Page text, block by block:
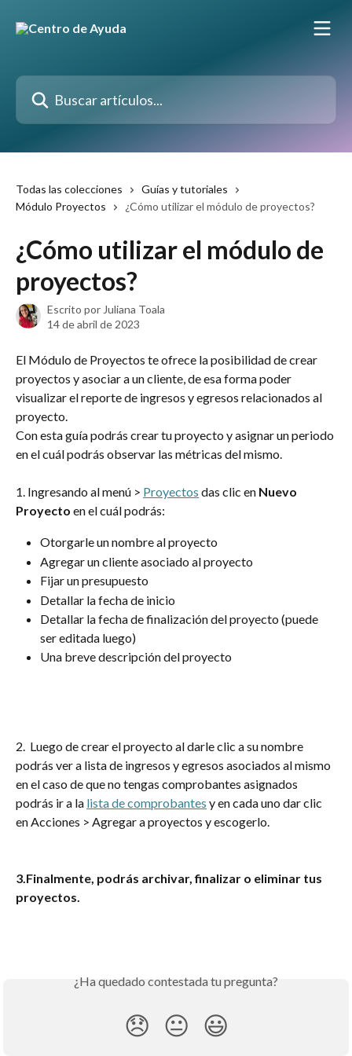
Buscar artículos...
Todas las colecciones
Guías y tutoriales
Módulo Proyectos
¿Cómo utilizar el módulo de proyectos?
¿Cómo utilizar el módulo de
proyectos?
Escrito por Juliana Toala
14 de abril de 2023
El Módulo de Proyectos te ofrece la posibilidad de crear
proyectos y asociar a un cliente, de esa forma poder
visualizar el reporte de ingresos y egresos relacionados al
proyecto.
Con esta guía podrás crear tu proyecto y asignar un periodo
en el cuál podrás observar las métricas del mismo.
1. Ingresando al menú > Proyectos das clic en Nuevo
Proyecto en el cuál podrás:
Otorgarle un nombre al proyecto
Agregar un cliente asociado al proyecto
Fijar un presupuesto
Detallar la fecha de inicio
Detallar la fecha de finalización del proyecto (puede
ser editada luego)
Una breve descripción del proyecto
2.  Luego de crear el proyecto al darle clic a su nombre
podrás ver a lista de ingresos y egresos asociados al mismo
en el caso de que no tengas comprobantes asignados
podrás ir a la lista de comprobantes y en cada uno dar clic
en Acciones > Agregar a proyectos y escogerlo.
3.Finalmente, podrás archivar, finalizar o eliminar tus
proyectos.
¿Ha quedado contestada tu pregunta?
😞 😐 😃